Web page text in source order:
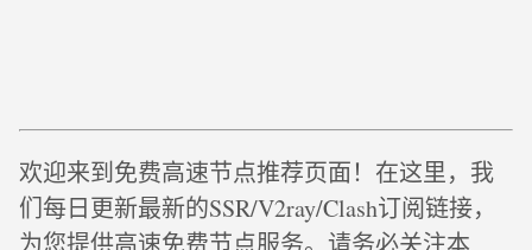
欢迎来到免费高速节点推荐页面！在这里，我
们每日更新最新的SSR/V2ray/Clash订阅链接，
为您提供高速免费节点服务。请务必关注本